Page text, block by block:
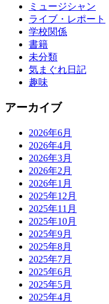
ミュージシャン
ライブ・レポート
学校関係
書籍
未分類
気まぐれ日記
趣味
アーカイブ
2026年6月
2026年4月
2026年3月
2026年2月
2026年1月
2025年12月
2025年11月
2025年10月
2025年9月
2025年8月
2025年7月
2025年6月
2025年5月
2025年4月